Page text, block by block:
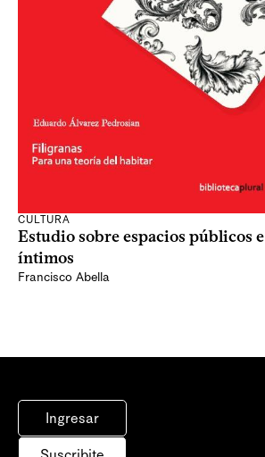
CULTURA
Estudio sobre espacios públicos e
íntimos
Francisco Abella
Ingresar